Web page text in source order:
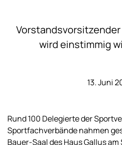
Vorstandsvorsitzender
wird einstimmig
13. Juni
Rund 100 Delegierte der
Sportfachverbände nahmen
Bauer-Saal des Haus Gallus